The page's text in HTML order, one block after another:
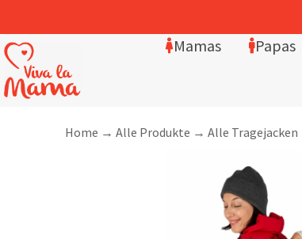
Mamas Papas
Home → Alle Produkte → Alle Tragejacken